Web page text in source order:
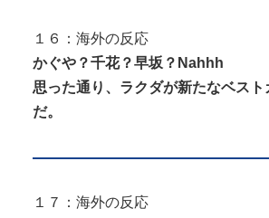
１６：海外の反応
かぐや？千花？早坂？Nahhh
思った通り、ラクダが新たなベス
だ。
１７：海外の反応